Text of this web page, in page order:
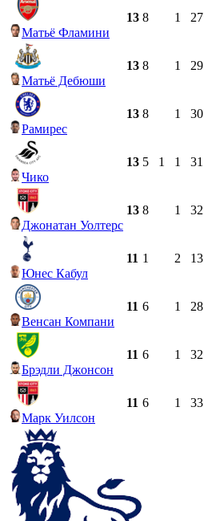
Матьё Фламини
13 8 1 27
Матьё Дебюши
13 8 1 29
Рамирес
13 8 1 30
Чико
13 5 1 1 31
Джонатан Уолтерс
13 8 1 32
Юнес Кабул
11 1 2 13
Венсан Компани
11 6 1 28
Брэдли Джонсон
11 6 1 32
Марк Уилсон
11 6 1 33